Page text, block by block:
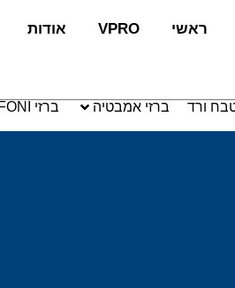
ראשי VPRO אודות
ורד ברזי אמבטיה ברזי PAFFONI איטליה